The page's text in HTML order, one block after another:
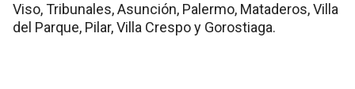
Viso, Tribunales, Asunción, Palermo, Mataderos, Villa
del Parque, Pilar, Villa Crespo y Gorostiaga.